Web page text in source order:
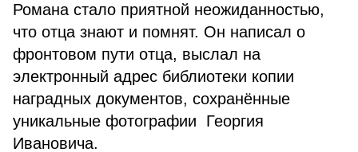
Романа стало приятной неожиданностью,
что отца знают и помнят. Он написал о
фронтовом пути отца, выслал на
электронный адрес библиотеки копии
наградных документов, сохранённые
уникальные фотографии Георгия
Ивановича.